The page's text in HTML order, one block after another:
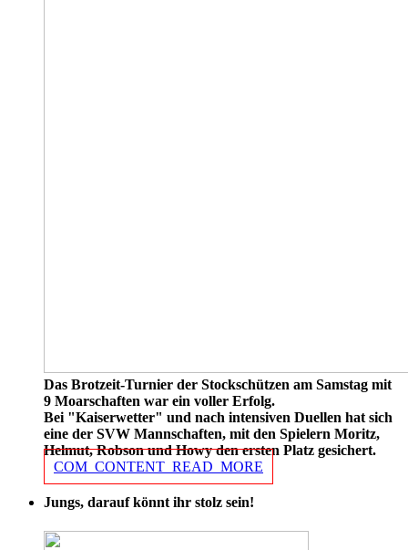
Das Brotzeit-Turnier der Stockschützen am Samstag mit
9 Moarschaften war ein voller Erfolg.
Bei "Kaiserwetter" und nach intensiven Duellen hat sich
eine der SVW Mannschaften, mit den Spielern Moritz,
Helmut, Robson und Howy den ersten Platz gesichert.
COM_CONTENT_READ_MORE
Jungs, darauf könnt ihr stolz sein!